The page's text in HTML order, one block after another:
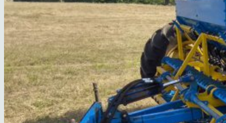
Skype
market@seeding.com.ua